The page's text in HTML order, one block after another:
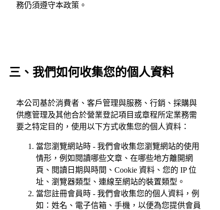
務仍須遵守本政策。
三、我們如何收集您的個人資料
本公司基於消費者、客戶管理與服務、行銷、採購與
供應管理及其他合於營業登記項目或章程所定業務需
要之特定目的，使用以下方式收集您的個人資料：
當您瀏覽網站時 - 我們會收集您瀏覽網站的使用
情形，例如閱讀哪些文章、在哪些地方離開網
頁、閱讀日期與時間、Cookie 資料、您的 IP 位
址、瀏覽器類型、連線至網站的裝置類型。
當您註冊會員時 - 我們會收集您的個人資料，例
如：姓名、電子信箱、手機，以便為您提供會員